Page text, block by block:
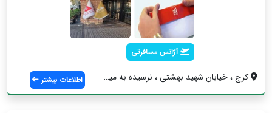
آژانس مسافرتی
کرج ، خیابان شهید بهشتی ، نرسیده به میدا... اطلاعات بیشتر